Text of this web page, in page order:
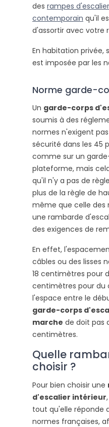
des rampes
contemporain qu'il
d'assortir avec votre
En habitation privée,
est imposée par les
Norme garde-
Un garde-corps
soumis à des
normes n'exigent
sécurité dans les 45
comme sur un
plateforme, mais
qu'il n'y a pas de
plus de la règle de
même que celle des
une rambarde
des exigences de
En effet,
câbles ou des lisses
18 centimètres pour
centimètres pour du
l'espace entre le
garde-corps
marche de doit pas
centimètres.
Quelle
choisir ?
Pour bien choisir une
d'escalier intérieur
tout qu'elle réponde
normes françaises,